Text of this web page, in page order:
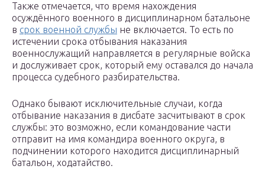
Также отмечается, что время нахождения
осуждённого военного в дисциплинарном батальоне
в срок военной службы не включается. То есть по
истечении срока отбывания наказания
военнослужащий направляется в регулярные войска
и дослуживает срок, который ему оставался до начала
процесса судебного разбирательства.
Однако бывают исключительные случаи, когда
отбывание наказания в дисбате засчитывают в срок
службы: это возможно, если командование части
отправит на имя командира военного округа, в
подчинении которого находится дисциплинарный
батальон, ходатайство.